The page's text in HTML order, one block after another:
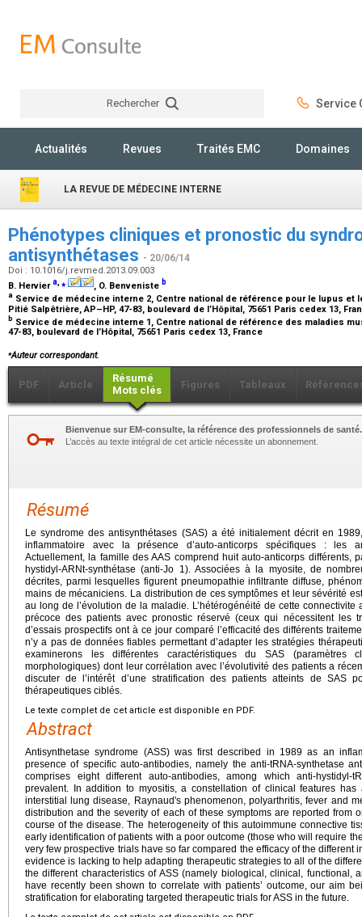
Rechercher Service
Actualités Revues Traités EMC Domaines
LA REVUE DE MÉDECINE INTERNE
Phénotypes cliniques et pronostic du
antisynthétases - 20/06/14
Doi : 10.1016/j.revmed.2013.09.003
B. Herviera,⁎ , O. Benveniste b
a Service de médecine interne 2, Centre national de référence pour le lupus
Pitié Salpêtrière, AP–HP, 47-83, boulevard de l’Hôpital, 75651 Paris cedex 13,
b Service de médecine interne 1, Centre national de référence des maladies
47-83, boulevard de l’Hôpital, 75651 Paris cedex 13, France
⁎Auteur correspondant.
PDF Article
Résumé
Mots clés
Figures Tableaux
Bienvenue sur EM-consulte, la référence des professionnels de santé.
L’accès au texte intégral de cet article nécessite un abonnement.
Résumé
Le syndrome des antisynthétases (SAS) a été initialement décrit en
inflammatoire avec la présence d’auto-anticorps spécifiques : les
Actuellement, la famille des AAS comprend huit auto-anticorps différents,
hystidyl-ARNt-synthétase (anti-Jo 1). Associées à la myosite, de
décrites, parmi lesquelles figurent pneumopathie infiltrante diffuse,
mains de mécaniciens. La distribution de ces symptômes et leur sévérité
au long de l’évolution de la maladie. L’hétérogénéité de cette connectivite
précoce des patients avec pronostic réservé (ceux qui nécessitent les
d’essais prospectifs ont à ce jour comparé l’efficacité des différents
n’y a pas de données fiables permettant d’adapter les stratégies
examinerons les différentes caractéristiques du SAS (paramètres
morphologiques) dont leur corrélation avec l’évolutivité des patients a
discuter de l’intérêt d’une stratification des patients atteints de SAS
thérapeutiques ciblés.
Le texte complet de cet article est disponible en PDF.
Abstract
Antisynthetase syndrome (ASS) was first described in 1989 as an
presence of specific auto-antibodies, namely the anti-tRNA-synthetase
comprises eight different auto-antibodies, among which anti-hystidyl-
prevalent. In addition to myositis, a constellation of clinical features
interstitial lung disease, Raynaud's phenomenon, polyarthritis, fever and
distribution and the severity of each of these symptoms are reported from
course of the disease. The heterogeneity of this autoimmune connective
early identification of patients with a poor outcome (those who will require
very few prospective trials have so far compared the efficacy of the
evidence is lacking to help adapting therapeutic strategies to all of the
the different characteristics of ASS (namely biological, clinical, functional,
have recently been shown to correlate with patients’ outcome, our aim
stratification for elaborating targeted therapeutic trials for ASS in the future.